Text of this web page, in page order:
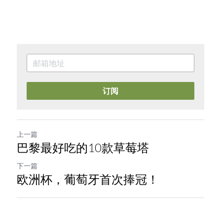
订阅
上一篇
巴黎最好吃的10款草莓塔
下一篇
欧洲杯，葡萄牙首次捧冠！